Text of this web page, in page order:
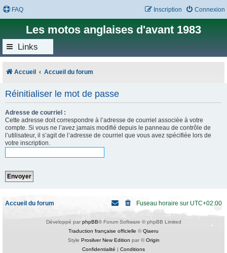
FAQ Connexion
Inscription
Les motos anglaises d'avant 1983
Links
Accueil Accueil du forum
Réinitialiser le mot de passe
Adresse de courriel :
Cette adresse doit correspondre à l’adresse de courriel associée à votre
compte. Si vous ne l’avez jamais modifié depuis le panneau de contrôle de
l’utilisateur, il s’agit de l’adresse de courriel que vous avez spécifiée lors de
votre inscription.
Accueil du forum Fuseau horaire sur UTC+02:00
Développé par phpBB® Forum Software © phpBB Limited
Traduction française officielle ©Qiaeru
Style Prosilver New Edition par ©Origin
Confidentialité
Conditions